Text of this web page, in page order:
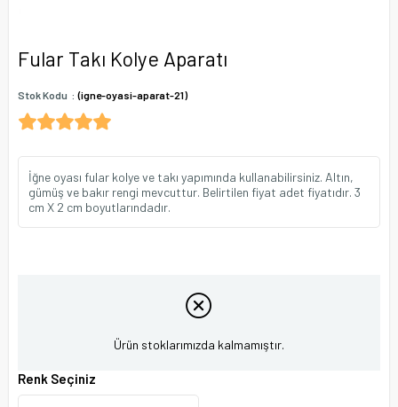
Fular Takı Kolye Aparatı
Stok Kodu (igne-oyasi-aparat-21)
İğne oyası fular kolye ve takı yapımında kullanabilirsiniz. Altın,
gümüş ve bakır rengi mevcuttur. Belirtilen fiyat adet fiyatıdır. 3
cm X 2 cm boyutlarındadır.
Ürün stoklarımızda kalmamıştır.
Renk Seçiniz